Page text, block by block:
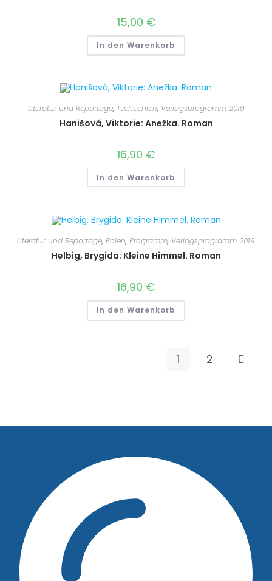
15,00 €
In den Warenkorb
Literatur und Reportage, Tschechien, Verlagsprogramm 2019
Hanišová, Viktorie: Anežka. Roman
16,90 €
In den Warenkorb
Literatur und Reportage, Polen, Programm, Verlagsprogramm 2019
Helbig, Brygida: Kleine Himmel. Roman
16,90 €
In den Warenkorb
1 2